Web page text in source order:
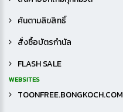
ค้นตามลิขสิทธิ์
สั่งซื้อบัตรกำนัล
FLASH SALE
WEBSITES
TOONFREE.BONGKOCH.COM